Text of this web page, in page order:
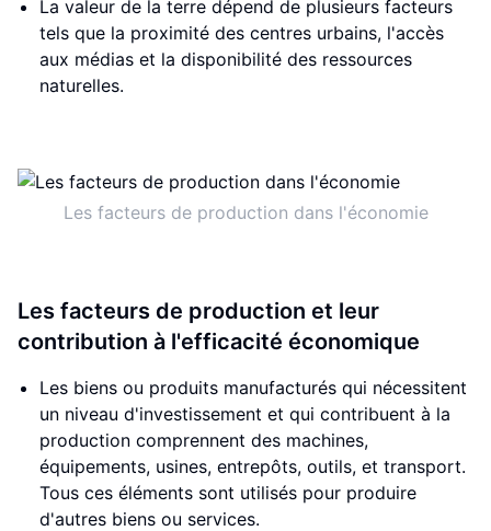
La valeur de la terre dépend de plusieurs facteurs
tels que la proximité des centres urbains, l'accès
aux médias et la disponibilité des ressources
naturelles.
Les facteurs de production dans l'économie
Les facteurs de production et leur
contribution à l'efficacité économique
Les biens ou produits manufacturés qui nécessitent
un niveau d'investissement et qui contribuent à la
production comprennent des machines,
équipements, usines, entrepôts, outils, et transport.
Tous ces éléments sont utilisés pour produire
d'autres biens ou services.